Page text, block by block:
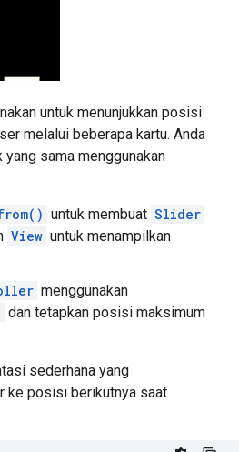
untuk menunjukkan posisi
melalui beberapa kartu. Anda
sama menggunakan
untuk membuat Slider
View untuk menampilkan
menggunakan
dan tetapkan posisi maksimum
sederhana yang
ke posisi berikutnya saat